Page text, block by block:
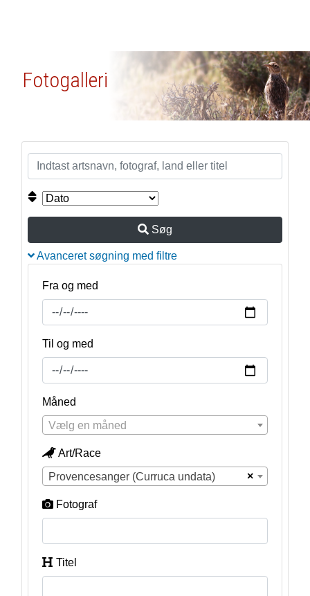
Fotogalleri
Søg
Avanceret søgning med filtre
Fra og med
Til og med
Måned
Vælg en måned
Art/Race
×
Provencesanger (Curruca undata)
Fotograf
Titel